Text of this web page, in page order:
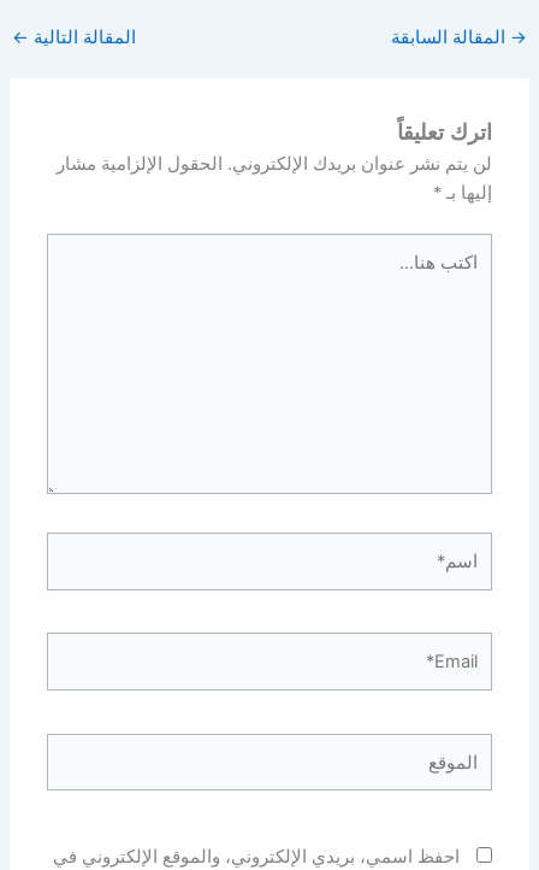
→ المقالة السابقة المقالة التالية ←
اترك تعليقاً
لن يتم نشر عنوان بريدك الإلكتروني. الحقول الإلزامية مشار
إليها بـ*
هنا...
احفظ اسمي، بريدي الإلكتروني، والموقع الإلكتروني في